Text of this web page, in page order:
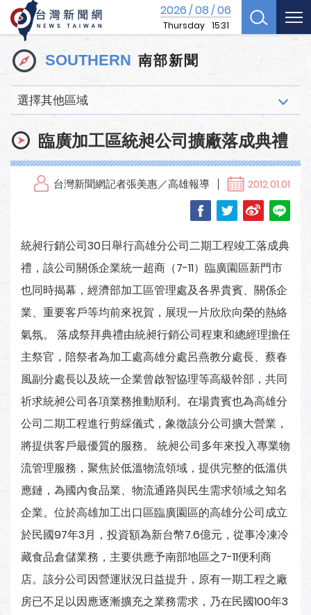
2026/08/06
Thursday 15:31
SOUTHERN 南部新聞
選擇其他區域
臨廣加工區統昶公司擴廠落成典禮
台灣新聞網記者張美惠／高雄報導 2012.01.01
統昶行銷公司30日舉行高雄分公司二期工程竣工落成典
禮，該公司關係企業統一超商（7-11）臨廣園區新門市
也同時揭幕，經濟部加工區管理處及各界貴賓、關係企
業、重要客戶等均前來祝賀，展現一片欣欣向榮的熱絡
氣氛。 落成祭拜典禮由統昶行銷公司程東和總經理擔任
主祭官，陪祭者為加工處高雄分處呂燕教分處長、蔡春
風副分處長以及統一企業曾啟智協理等高級幹部，共同
祈求統昶公司各項業務推動順利。在場貴賓也為高雄分
公司二期工程進行剪綵儀式，象徵該分公司擴大營業，
將提供客戶最優質的服務。 統昶公司多年來投入專業物
流管理服務，聚焦於低溫物流領域，提供完整的低溫供
應鏈，為國內食品業、物流通路與民生需求領域之知名
企業。位於高雄加工出口區臨廣園區的高雄分公司成立
於民國97年3月，投資額為新台幣7.6億元，從事冷凍冷
藏食品倉儲業務，主要供應予南部地區之7-11便利商
店。該分公司因營運狀況日益提升，原有一期工程之廠
房已不足以因應逐漸擴充之業務需求，乃在民國100年3